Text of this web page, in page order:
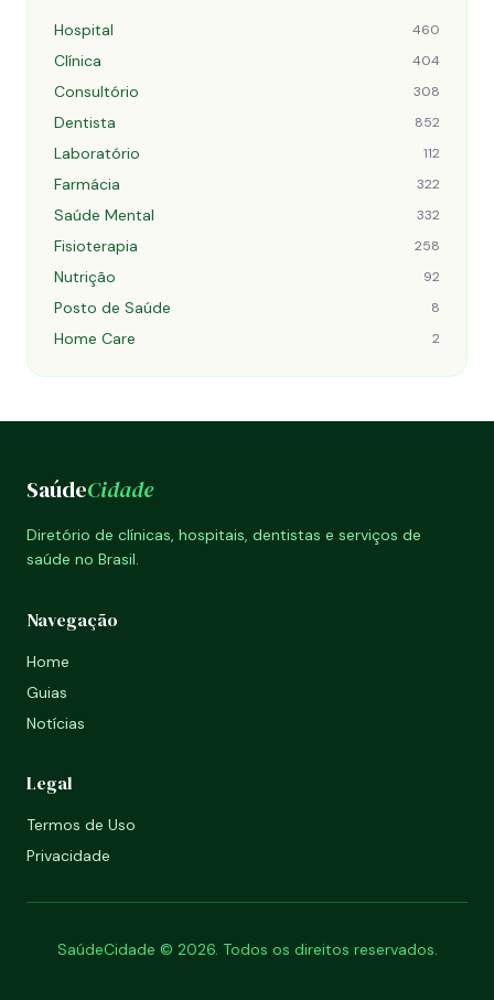
Hospital 460
Clínica 404
Consultório 308
Dentista 852
Laboratório 112
Farmácia 322
Saúde Mental 332
Fisioterapia 258
Nutrição 92
Posto de Saúde 8
Home Care 2
SaúdeCidade
Diretório de clínicas, hospitais, dentistas e serviços de
saúde no Brasil.
Navegação
Home
Guias
Notícias
Legal
Termos de Uso
Privacidade
SaúdeCidade © 2026. Todos os direitos reservados.